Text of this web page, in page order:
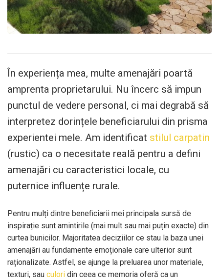
În experiența mea, multe amenajări poartă
amprenta proprietarului. Nu încerc să impun
punctul de vedere personal, ci mai degrabă să
interpretez dorințele beneficiarului din prisma
experientei mele. Am identificat stilul carpatin
(rustic) ca o necesitate reală pentru a defini
amenajări cu caracteristici locale, cu
puternice influențe rurale.
Pentru mulți dintre beneficiarii mei principala sursă de
inspirație sunt amintirile (mai mult sau mai puțin exacte) din
curtea bunicilor. Majoritatea deciziilor ce stau la baza unei
amenajări au fundamente emoționale care ulterior sunt
raționalizate. Astfel, se ajunge la preluarea unor materiale,
texturi, sau culori din ceea ce memoria oferă ca un